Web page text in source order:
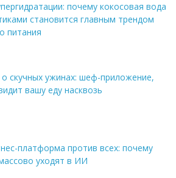
почему кокосовая вода
становится главным трендом
питания
о скучных ужинах: шеф-приложение,
вашу еду насквозь
платформа против всех: почему
уходят в ИИ